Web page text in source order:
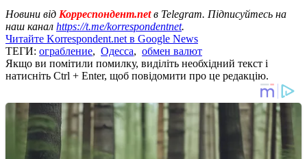
Новини від Корреспондент.netв Telegram. Підписуйтесь на
наш канал https://t.me/korrespondentnet.
Читайте Korrespondent.net в Google News
ТЕГИ: ограбление, Одесса, обмен валют
Якщо ви помітили помилку, виділіть необхідний текст і
натисніть Ctrl + Enter, щоб повідомити про це редакцію.